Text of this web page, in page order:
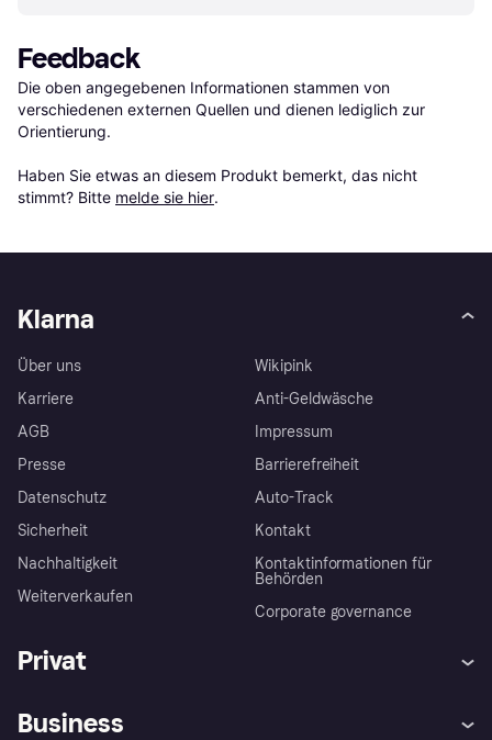
Feedback
Die oben angegebenen Informationen stammen von
verschiedenen externen Quellen und dienen lediglich zur
Orientierung.
Haben Sie etwas an diesem Produkt bemerkt, das nicht
stimmt? Bitte melde sie hier.
Klarna
Über uns
Karriere
AGB
Presse
Datenschutz
Sicherheit
Nachhaltigkeit
Weiterverkaufen
Wikipink
Anti-Geldwäsche
Impressum
Barrierefreiheit
Auto-Track
Kontakt
Kontaktinformationen für
Behörden
Corporate governance
Privat
Business